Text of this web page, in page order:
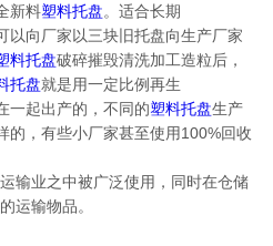
新料塑料托盘。适合长期
以向厂家以三块旧托盘向生产厂家
料托盘破碎摧毁清洗加工造粒后，
托盘就是用一定比例再生
一起出产的，不同的塑料托盘生产
的，有些小厂家甚至使用100%回收
输业之中被广泛使用，同时在仓储
运输物品。